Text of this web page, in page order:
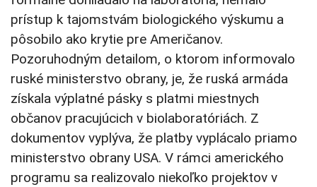
prístup k tajomstvám biologického výskumu a
pôsobilo ako krytie pre Američanov.
Pozoruhodným detailom, o ktorom informovalo
ruské ministerstvo obrany, je, že ruská armáda
získala výplatné pásky s platmi miestnych
občanov pracujúcich v biolaboratóriách. Z
dokumentov vyplýva, že platby vyplácalo priamo
ministerstvo obrany USA. V rámci amerického
programu sa realizovalo niekoľko projektov v